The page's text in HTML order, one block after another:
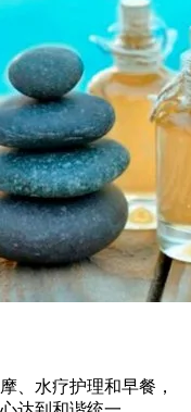
、水疗护理和早餐，